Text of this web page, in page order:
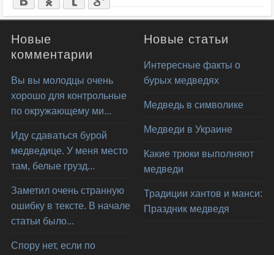
Новые
комментарии
Вы вы молодцы очень
хорошо для контрольные
по окружающему ми...
Иду сдаваться бурой
медведице. У меня место
там, белые грузд...
Заметил очень странную
ошибку в тексте. В начале
статьи было...
Спору нет, если по
Новые статьи
Интересные факты о
бурых медведях
Медведь в символике
Медведи в Украине
Какие трюки выполняют
медведи
Традиции хантов и манси:
Праздник медведя